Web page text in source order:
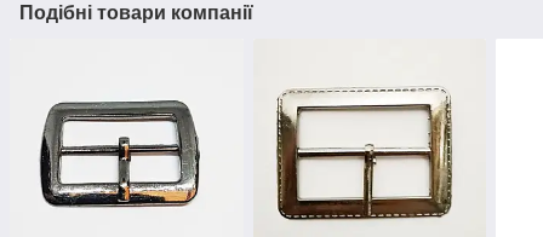
Подібні товари компанії